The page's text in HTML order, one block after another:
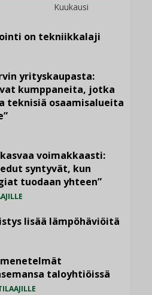
Kuukausi
on tekniikkalaji
yrityskaupasta:
kumppaneita, jotka
teknisiä osaamisalueita
voimakkaasti:
syntyvät, kun
tuodaan yhteen”
lisää lämpöhäviöitä
taloyhtiöissä